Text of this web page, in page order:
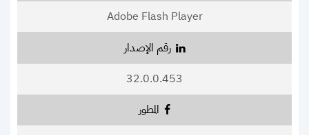
Adobe Flash Player
رقم الإصدار
32.0.0.453
المطور